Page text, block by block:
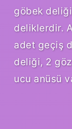
göbek
deliklerdir.
adet geçiş
deliği, 2
ucu anüsü